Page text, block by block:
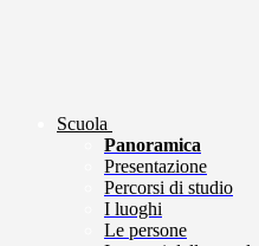
Scuola
Panoramica
Presentazione
Percorsi di studio
I luoghi
Le persone